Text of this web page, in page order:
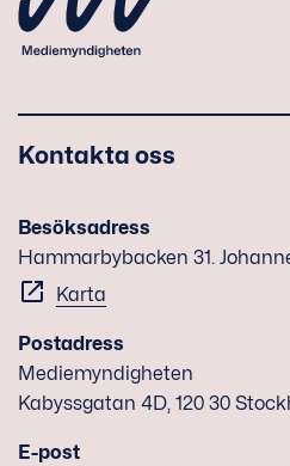
Kontakta oss
Besöksadress
Hammarbybacken 31.
Karta
Postadress
Mediemyndigheten
Kabyssgatan 4D, 120 30
E-post